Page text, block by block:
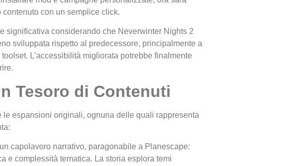
con un semplice click.
significativa considerando che Neverwinter Nights 2
sviluppata rispetto al predecessore, principalmente a
L’accessibilità migliorata potrebbe finalmente
Tesoro di Contenuti
le espansioni originali, ognuna delle quali rappresenta
capolavoro narrativo, paragonabile a Planescape:
e complessità tematica. La storia esplora temi